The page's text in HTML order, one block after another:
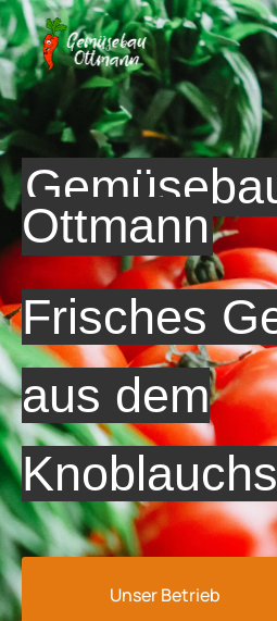
Ottmann
Frisches
aus dem
Unser Betrieb